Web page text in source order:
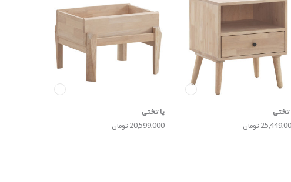
تختی
تومان
پا تختی
20,599,000 تومان